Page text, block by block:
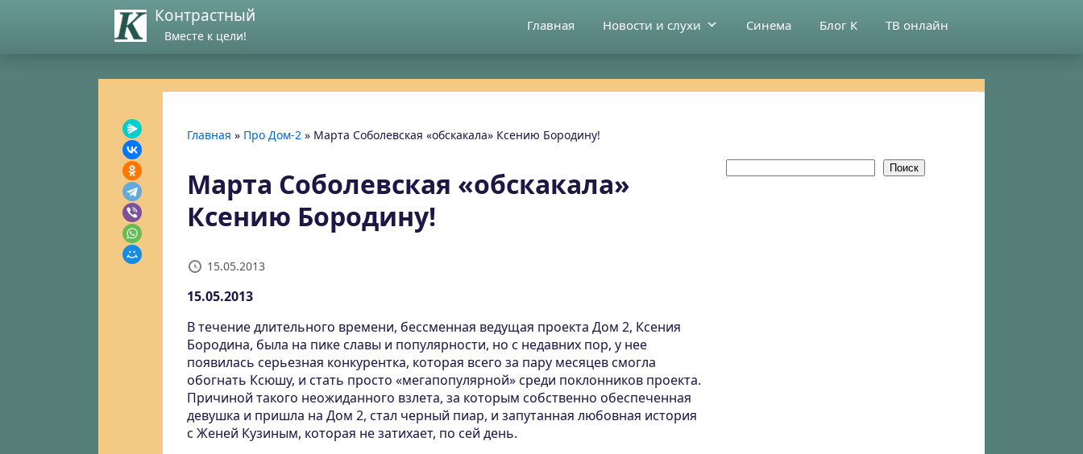
Контрастный
Вместе к цели!
Главная Новости и слухи Синема Блог К ТВ онлайн
Главная » Про Дом-2 » Марта Соболевская «обскакала» Ксению Бородину!
Марта Соболевская «обскакала»
Ксению Бородину!
15.05.2013
15.05.2013
В течение длительного времени, бессменная ведущая проекта Дом 2, Ксения
Бородина, была на пике славы и популярности, но с недавних пор, у нее
появилась серьезная конкурентка, которая всего за пару месяцев смогла
обогнать Ксюшу, и стать просто «мегапопулярной» среди поклонников проекта.
Причиной такого неожиданного взлета, за которым собственно обеспеченная
девушка и пришла на Дом 2, стал черный пиар, и запутанная любовная история
с Женей Кузиным, которая не затихает, по сей день.
Поиск